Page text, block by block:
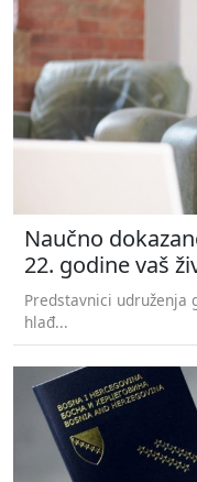
Naučno
22. godine vaš
Predstavnici udruženja
hlađ...